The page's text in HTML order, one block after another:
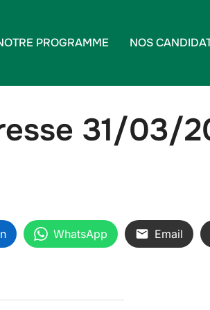
PROGRAMME NOS
31/03/
WhatsApp Email